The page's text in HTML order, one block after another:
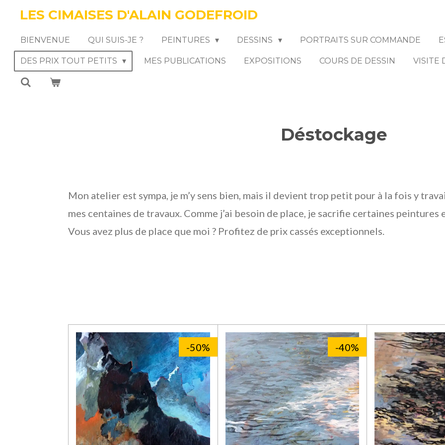
Passer
contenu
principal
LES CIMAISES D'ALAIN GODEFROID
BIENVENUE QUI SUIS-JE ? PEINTURES DESSINS PORTRAITS SUR COMMANDE
DES PRIX TOUT PETITS MES PUBLICATIONS EXPOSITIONS COURS DE DESSIN VISITE
Déstockage
Mon atelier est sympa, je m’y sens bien, mais il devient trop petit pour à la fois y
mes centaines de travaux. Comme j’ai besoin de place, je sacrifie certaines peintures
Vous avez plus de place que moi ? Profitez de prix cassés exceptionnels.
-50% -40%